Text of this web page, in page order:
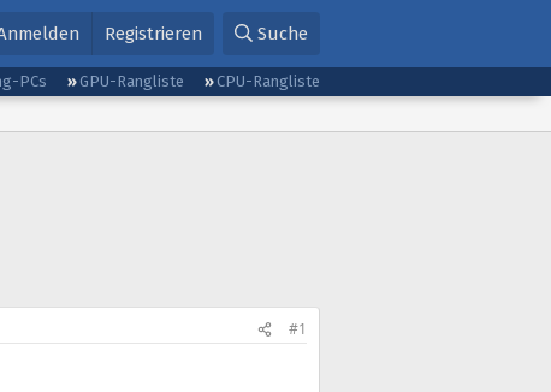
Registrieren Suche
PCs GPU-Rangliste
CPU-Rangliste
#1